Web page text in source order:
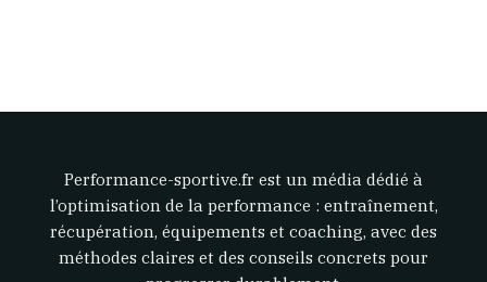
Performance-sportive.fr est un média dédié à
l’optimisation de la performance : entraînement,
récupération, équipements et coaching, avec des
méthodes claires et des conseils concrets pour